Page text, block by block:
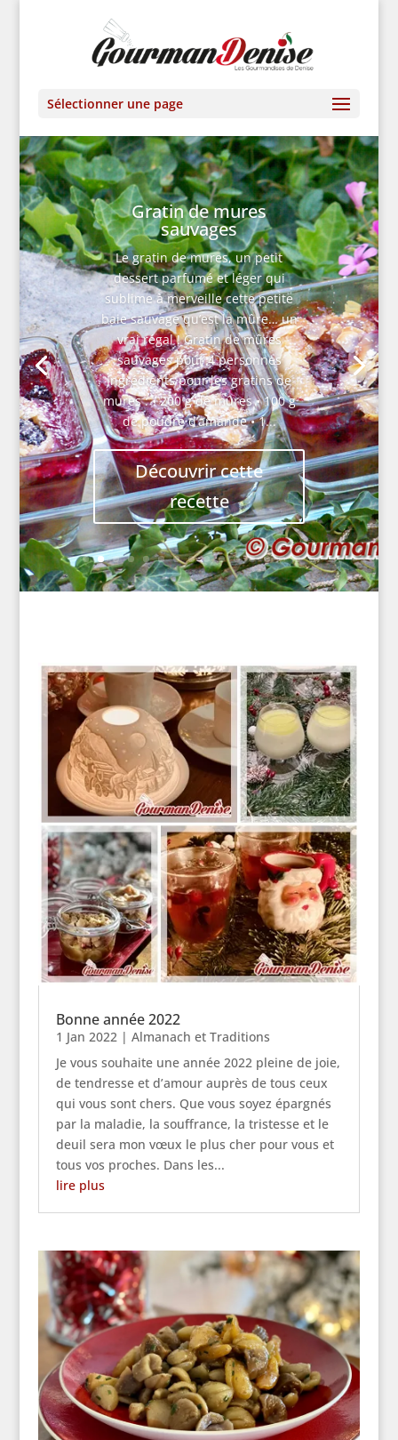
Sélectionner une page
Gratin de mures
sauvages
Le gratin de mures, un petit
dessert parfumé et léger qui
sublime à merveille cette petite
baie sauvage qu’est la mûre… un
vrai régal ! Gratin de mûres
sauvages pour 4 personnes
Ingrédients pour les gratins de
mures : • 200 g de mûres • 100 g
de poudre d’amande • 1...
Découvrir cette
recette
Bonne année 2022
1 Jan 2022| Almanach et Traditions
Je vous souhaite une année 2022 pleine de joie,
de tendresse et d’amour auprès de tous ceux
qui vous sont chers. Que vous soyez épargnés
par la maladie, la souffrance, la tristesse et le
deuil sera mon vœux le plus cher pour vous et
tous vos proches. Dans les...
lire plus